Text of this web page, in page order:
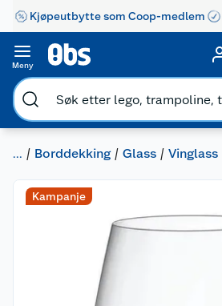
Kjøpeutbytte som Coop-medlem
Meny
... Borddekking Glass Vinglass
Kampanje